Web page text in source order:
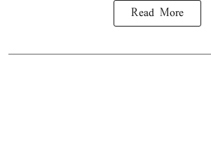
Read More